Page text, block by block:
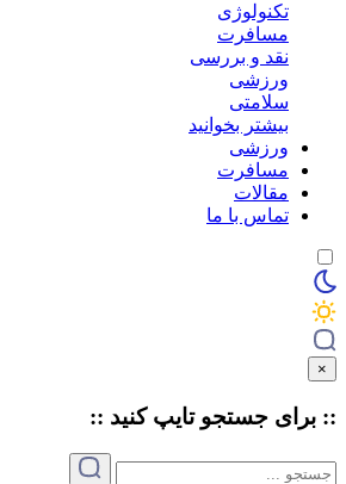
تکنولوژی
مسافرت
نقد و بررسی
ورزشی
سلامتی
بیشتر بخوانید
ورزشی
مسافرت
مقالات
تماس با ما
×
:: برای جستجو تایپکنید ::